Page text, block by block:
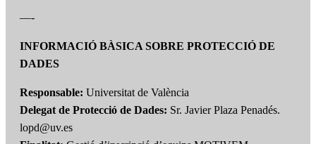
—-
INFORMACIÓ BÀSICA SOBRE PROTECCIÓ DE
DADES
Responsable: Universitat de València
Delegat de Protecció de Dades: Sr. Javier Plaza Penadés.
lopd@uv.es